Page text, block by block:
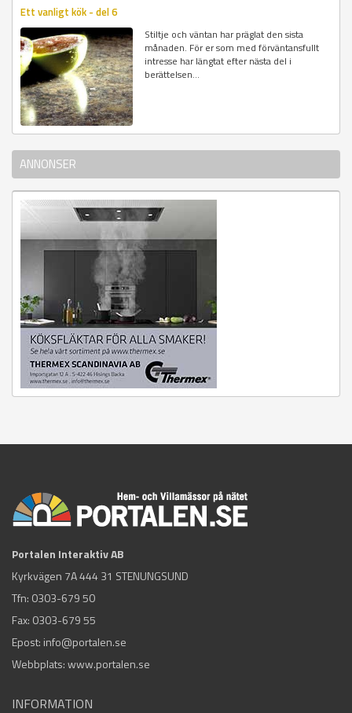
Ett vanligt kök - del 6
Stiltje och väntan har präglat den sista
månaden. För er som med förväntansfullt
intresse har längtat efter nästa del i
berättelsen...
ANNONSER
Portalen Interaktiv AB
Kyrkvägen 7A 444 31 STENUNGSUND
Tfn: 0303-679 50
Fax: 0303-679 55
Epost: info@portalen.se
Webbplats: www.portalen.se
INFORMATION